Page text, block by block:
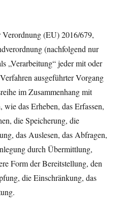
(EU) 2016/679,
(nachfolgend nur
„Verarbeitung“ jeder mit oder
ausgeführter Vorgang
im Zusammenhang mit
wie das Erheben, das Erfassen,
die Speicherung, die
das Auslesen, das Abfragen,
durch Übermittlung,
Form der Bereitstellung, den
die Einschränkung, das